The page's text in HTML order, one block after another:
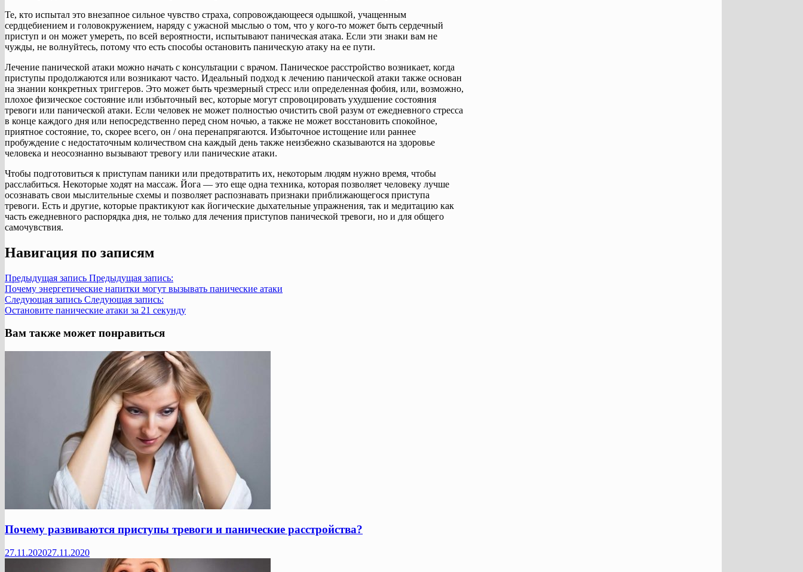
Те, кто испытал это внезапное сильное чувство страха, сопровождающееся одышкой, учащенным
сердцебиением и головокружением, наряду с ужасной мыслью о том, что у кого-то может быть сердечный
приступ и он может умереть, по всей вероятности, испытывают паническая атака. Если эти знаки вам не
чужды, не волнуйтесь, потому что есть способы остановить паническую атаку на ее пути.
Лечение панической атаки можно начать с консультации с врачом. Паническое расстройство возникает, когда
приступы продолжаются или возникают часто. Идеальный подход к лечению панической атаки также основан
на знании конкретных триггеров. Это может быть чрезмерный стресс или определенная фобия, или, возможно,
плохое физическое состояние или избыточный вес, которые могут спровоцировать ухудшение состояния
тревоги или панической атаки. Если человек не может полностью очистить свой разум от ежедневного стресса
в конце каждого дня или непосредственно перед сном ночью, а также не может восстановить спокойное,
приятное состояние, то, скорее всего, он / она перенапрягаются. Избыточное истощение или раннее
пробуждение с недостаточным количеством сна каждый день также неизбежно сказываются на здоровье
человека и неосознанно вызывают тревогу или панические атаки.
Чтобы подготовиться к приступам паники или предотвратить их, некоторым людям нужно время, чтобы
расслабиться. Некоторые ходят на массаж. Йога — это еще одна техника, которая позволяет человеку лучше
осознавать свои мыслительные схемы и позволяет распознавать признаки приближающегося приступа
тревоги. Есть и другие, которые практикуют как йогические дыхательные упражнения, так и медитацию как
часть ежедневного распорядка дня, не только для лечения приступов панической тревоги, но и для общего
самочувствия.
Навигация по записям
Предыдущая запись Предыдущая запись:
Почему энергетические напитки могут вызывать панические атаки
Следующая запись Следующая запись:
Остановите панические атаки за 21 секунду
Вам также может понравиться
Почему развиваются приступы тревоги и панические расстройства?
27.11.202027.11.2020